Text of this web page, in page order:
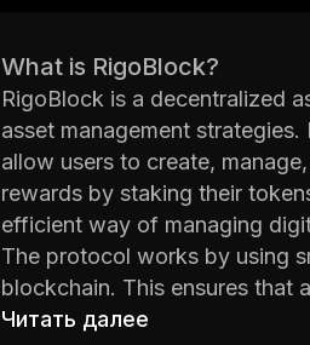
What is RigoBlock?
RigoBlock is a decentralized
asset management
allow users to create,
rewards by staking their
efficient way of managing
The protocol works by using
blockchain. This ensures that
access their funds at any time
Читать далее